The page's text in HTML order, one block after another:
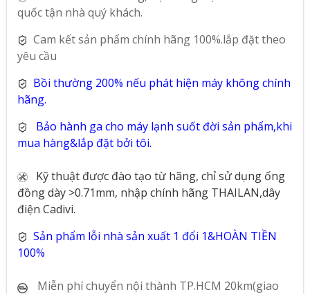
quốc tận nhà quý khách.
Cam kết sản phẩm chính hãng 100%.lắp đặt theo
yêu cầu
Bồi thường 200% nếu phát hiện máy không chính
hãng.
Bảo hành ga cho máy lạnh suốt đời sản phẩm,khi
mua hàng&lắp đặt bởi tôi.
Kỹ thuật được đào tạo từ hãng, chỉ sử dụng ống
đồng dày >0.71mm, nhập chính hãng THAILAN,dây
điện Cadivi.
Sản phẩm lỗi nhà sản xuất 1 đổi 1&HOÀN TIỀN
100%
Miễn phí chuyển nội thành TP.HCM 20km(giao